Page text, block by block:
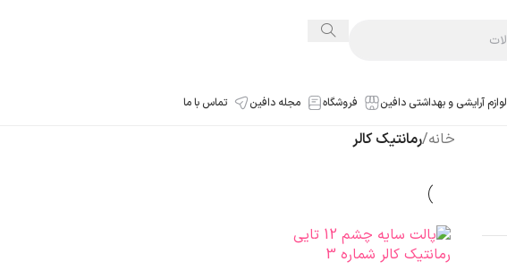
لوازم آرایشی و بهداشتی دافین فروشگاه مجله دافین تماس با ما
خانه/رمانتیک کالر